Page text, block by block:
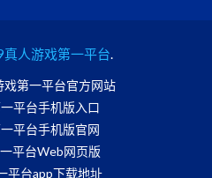
真人游戏第一平台.
戏第一平台官方网站
平台手机版入口
平台手机版官网
平台Web网页版
平台app下载地址